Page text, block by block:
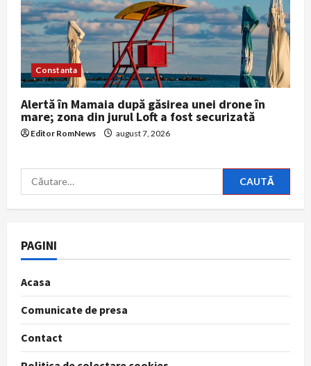
Constanta
Alertă în Mamaia după găsirea unei drone în
mare; zona din jurul Loft a fost securizată
Editor RomNews august 7, 2026
Caută
după:
PAGINI
Acasa
Comunicate de presa
Contact